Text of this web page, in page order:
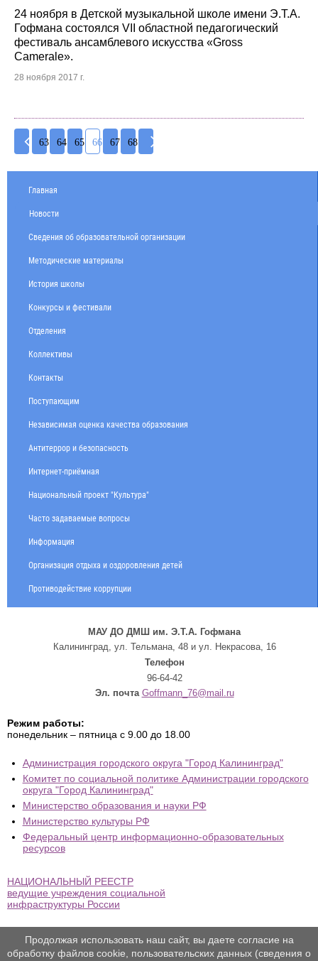
24 ноября в Детской музыкальной школе имени Э.Т.А.
Гофмана состоялся VII областной педагогический
фестиваль ансамблевого искусства «Gross
Camerale».
28 ноября 2017 г.
63 64 65 66 67 68
Главная
Новости
Сведения об образовательной организации
Методические материалы
История школы
Конкурсы и фестивали
Отделения
Коллективы
Контакты
Поступающим
Независимая оценка качества образования
Антитеррор и безопасность
Интернет-приёмная
Национальный проект "Культура"
Часто задаваемые вопросы
Информация
Организация отдыха и оздоровления детей
Противодействие коррупции
МАУ ДО ДМШ им. Э.Т.А. Гофмана
Калининград, ул. Тельмана, 48 и ул. Некрасова, 16
Телефон
96-64-42
Эл. почта Goffmann_76@mail.ru
Режим работы:
понедельник – пятница с 9.00 до 18.00
Администрация городского округа "Город Калининград"
Комитет по социальной политике Администрации городского
округа "Город Калининград"
Министерство образования и науки РФ
Министерство культуры РФ
Федеральный центр информационно-образовательных
ресурсов
НАЦИОНАЛЬНЫЙ РЕЕСТР
ведущие учреждения социальной
инфраструктуры России
Продолжая использовать наш сайт, вы даете согласие на
обработку файлов cookie, пользовательских данных (сведения о